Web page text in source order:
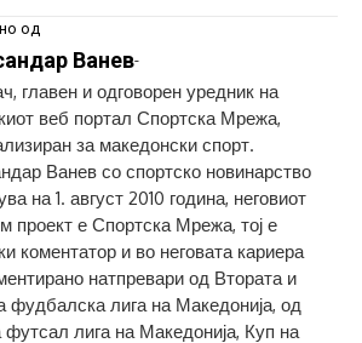
од
Ванев-
главен и одговорен уредник на
веб портал Спортска Мрежа,
за македонски спорт.
Ванев со спортско новинарство
на 1. август 2010 година, неговиот
проект е Спортска Мрежа, тој е
коментатор и во неговата кариера
натпревари од Втората и
фудбалска лига на Македонија, од
футсал лига на Македонија, Куп на